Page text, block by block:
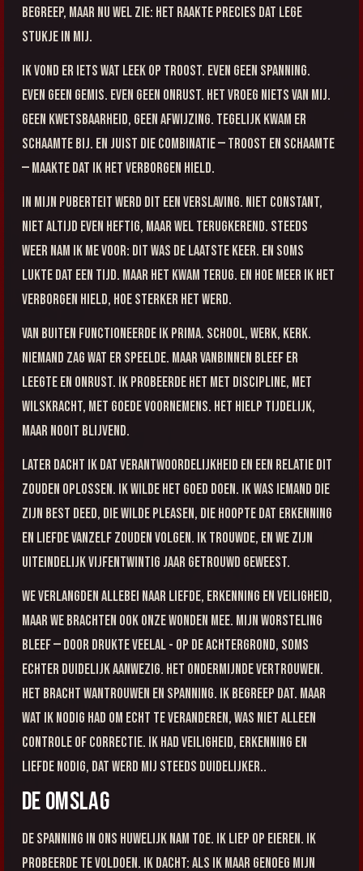
begreep, maar nu wel zie: het raakte precies dat lege
stukje in mij.
Ik vond er iets wat leek op troost. Even geen spanning.
Even geen gemis. Even geen onrust. Het vroeg niets van mij.
Geen kwetsbaarheid, geen afwijzing. Tegelijk kwam er
schaamte bij. En juist die combinatie — troost en schaamte
— maakte dat ik het verborgen hield.
In mijn puberteit werd dit een verslaving. Niet constant,
niet altijd even heftig, maar wel terugkerend. Steeds
weer nam ik me voor: dit was de laatste keer. En soms
lukte dat een tijd. Maar het kwam terug. En hoe meer ik het
verborgen hield, hoe sterker het werd.
Van buiten functioneerde ik prima. School, werk, kerk.
Niemand zag wat er speelde. Maar vanbinnen bleef er
leegte en onrust. Ik probeerde het met discipline, met
wilskracht, met goede voornemens. Het hielp tijdelijk,
maar nooit blijvend.
Later dacht ik dat verantwoordelijkheid en een relatie dit
zouden oplossen. Ik wilde het goed doen. Ik was iemand die
zijn best deed, die wilde pleasen, die hoopte dat erkenning
en liefde vanzelf zouden volgen. Ik trouwde, en we zijn
uiteindelijk vijfentwintig jaar getrouwd geweest.
We verlangden allebei naar liefde, erkenning en veiligheid,
maar we brachten ook onze wonden mee. Mijn worsteling
bleef — door drukte veelal - op de achtergrond, soms
echter duidelijk aanwezig. Het ondermijnde vertrouwen.
Het bracht wantrouwen en spanning. Ik begreep dat. Maar
wat ik nodig had om echt te veranderen, was niet alleen
controle of correctie. Ik had veiligheid, erkenning en
liefde nodig, dat werd mij steeds duidelijker..
De omslag
De spanning in ons huwelijk nam toe. Ik liep op eieren. Ik
probeerde te voldoen. Ik dacht: als ik maar genoeg mijn